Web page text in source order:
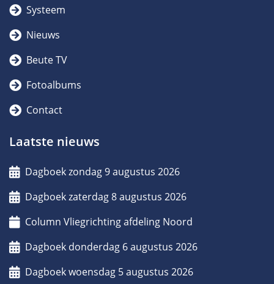
Systeem
Nieuws
Beute TV
Fotoalbums
Contact
Laatste nieuws
Dagboek zondag 9 augustus 2026
Dagboek zaterdag 8 augustus 2026
Column Vliegrichting afdeling Noord
Dagboek donderdag 6 augustus 2026
Dagboek woensdag 5 augustus 2026